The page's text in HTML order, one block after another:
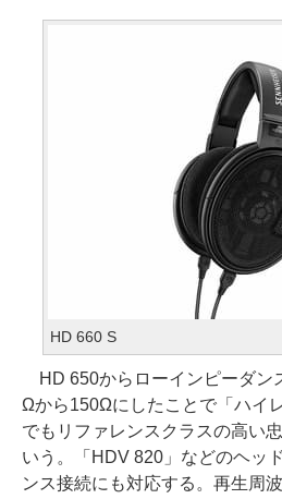
HD 660 S
HD 650からローインピーダン
Ωから150Ωにしたことで「ハイ
でもリファレンスクラスの高い
いう。「HDV 820」などのヘッ
ンス接続にも対応する。再生周